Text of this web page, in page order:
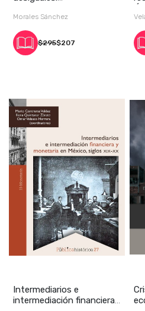
estructural,
Morales Sánchez
$295$207
Intermediarios e
intermediación financiera